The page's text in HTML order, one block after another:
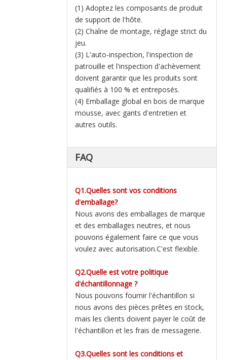
(1) Adoptez les composants de produit
de support de l'hôte.
(2) Chaîne de montage, réglage strict du
jeu.
(3) L'auto-inspection, l'inspection de
patrouille et l'inspection d'achèvement
doivent garantir que les produits sont
qualifiés à 100 % et entreposés.
(4) Emballage global en bois de marque
mousse, avec gants d'entretien et
autres outils.
FAQ
Q1.Quelles sont vos conditions
d'emballage?
Nous avons des emballages de marque
et des emballages neutres, et nous
pouvons également faire ce que vous
voulez avec autorisation.C'est flexible.
Q2.Quelle est votre politique
d'échantillonnage ?
Nous pouvons fournir l'échantillon si
nous avons des pièces prêtes en stock,
mais les clients doivent payer le coût de
l'échantillon et les frais de messagerie.
Q3.Quelles sont les conditions et